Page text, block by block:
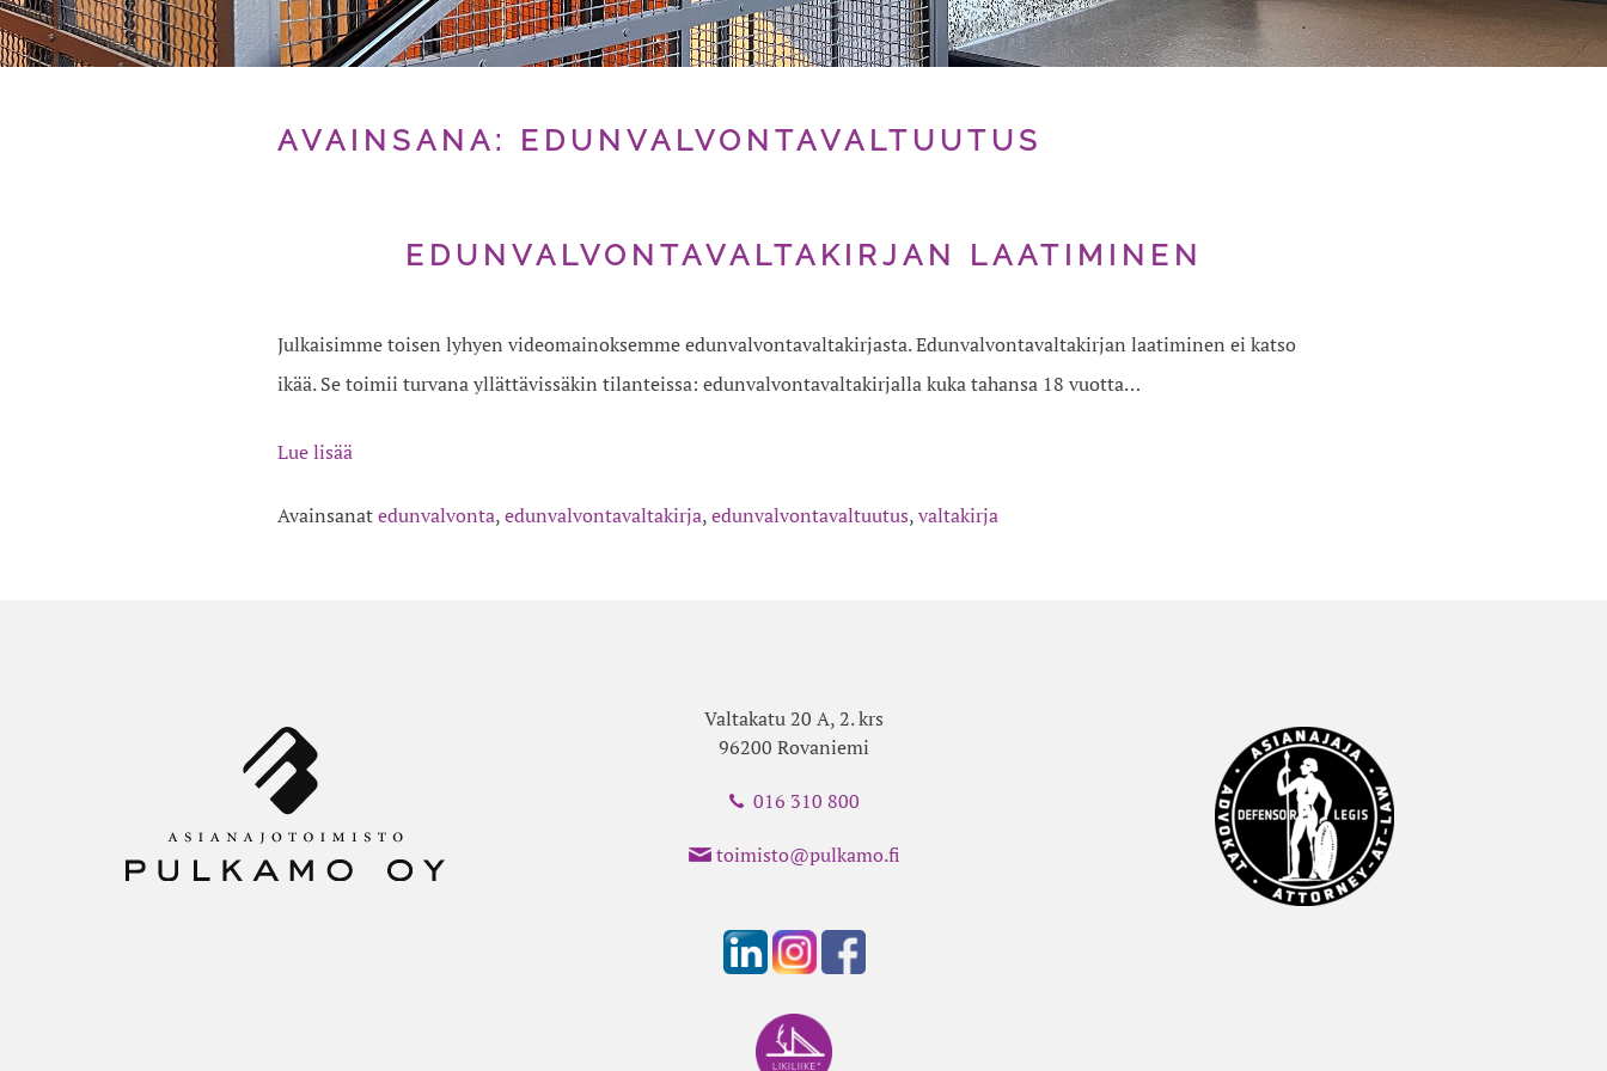
AVAINSANA: EDUNVALVONTAVALTUUTUS
EDUNVALVONTAVALTAKIRJAN LAATIMINEN
Julkaisimme toisen lyhyen videomainoksemme edunvalvontavaltakirjasta. Edunvalvontavaltakirjan laatiminen ei katso
ikää. Se toimii turvana yllättävissäkin tilanteissa: edunvalvontavaltakirjalla kuka tahansa 18 vuotta…
Lue lisää
Avainsanatedunvalvonta,edunvalvontavaltakirja,edunvalvontavaltuutus,valtakirja
Valtakatu 20 A, 2. krs
96200 Rovaniemi
016 310 800
toimisto@pulkamo.fi